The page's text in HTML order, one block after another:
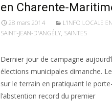
en Charente-
28 mars 2014 L'INFO LOCALE
SAINT-JEAN-D'ANGÉLY, SAINTES
Dernier jour de campagne
élections municipales dimanche.
sur le terrain en pratiquant le
l’abstention record du premier